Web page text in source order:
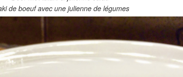
de boeuf avec une julienne de légumes